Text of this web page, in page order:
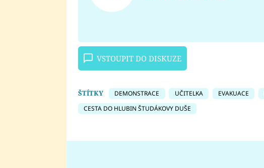
VSTOUPIT DO DISKUZE
ŠTÍTKY DEMONSTRACE UČITELKA EVAKUACE
CESTA DO HLUBIN ŠTUDÁKOVY DUŠE